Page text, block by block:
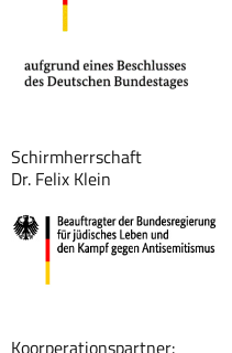
Schirmherrschaft
Dr. Felix Klein
Koorperationspartner: